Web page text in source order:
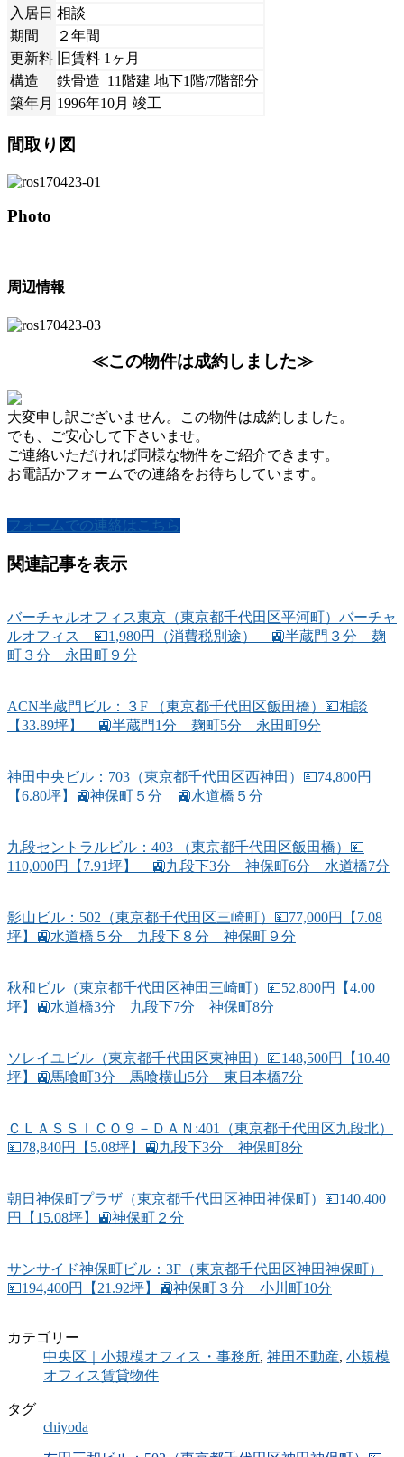
入居日 相談
期間
２年間
更新料
旧賃料 1ヶ月
構造
鉄骨造 11階建 地下1階/7階部分
築年月 1996年10月 竣工
間取り図
Photo
周辺情報
≪この物件は成約しました≫
大変申し訳ございません。この物件は成約しました。
でも、ご安心して下さいませ。
ご連絡いただければ同様な物件をご紹介できます。
お電話かフォームでの連絡をお待ちしています。
フォームでの連絡はこちら
関連記事を表示
バーチャルオフィス東京（東京都千代田区平河町）バーチャ
ルオフィス 💴1,980円（消費税別途） 🚉半蔵門３分 麹
町３分 永田町９分
ACN半蔵門ビル：３F （東京都千代田区飯田橋）💴相談
【33.89坪】 🚉半蔵門1分 麹町5分 永田町9分
神田中央ビル：703（東京都千代田区西神田）💴74,800円
【6.80坪】🚉神保町５分 🚉水道橋５分
九段セントラルビル：403 （東京都千代田区飯田橋）💴
110,000円【7.91坪】 🚉九段下3分 神保町6分 水道橋7分
影山ビル：502（東京都千代田区三崎町）💴77,000円【7.08
坪】🚉水道橋５分 九段下８分 神保町９分
秋和ビル（東京都千代田区神田三崎町）💴52,800円【4.00
坪】🚉水道橋3分 九段下7分 神保町8分
ソレイユビル（東京都千代田区東神田）💴148,500円【10.40
坪】🚉馬喰町3分 馬喰横山5分 東日本橋7分
ＣＬＡＳＳＩＣＯ９－ＤＡＮ:401（東京都千代田区九段北）
💴78,840円【5.08坪】🚉九段下3分 神保町8分
朝日神保町プラザ（東京都千代田区神田神保町）💴140,400
円【15.08坪】🚉神保町２分
サンサイド神保町ビル：3F（東京都千代田区神田神保町）
💴194,400円【21.92坪】🚉神保町３分 小川町10分
カテゴリー
中央区｜小規模オフィス・事務所, 神田不動産, 小規模
オフィス賃貸物件
タグ
chiyoda